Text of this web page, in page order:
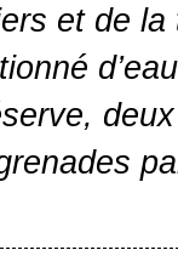
et de